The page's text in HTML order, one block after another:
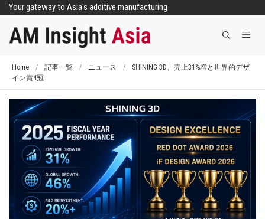
Your gateway to Asia's additive manufacturing
メ
Home / 記事一覧 / ニュース /
SHINING 3D、売上31%増と世界的デザ
イン賞4冠